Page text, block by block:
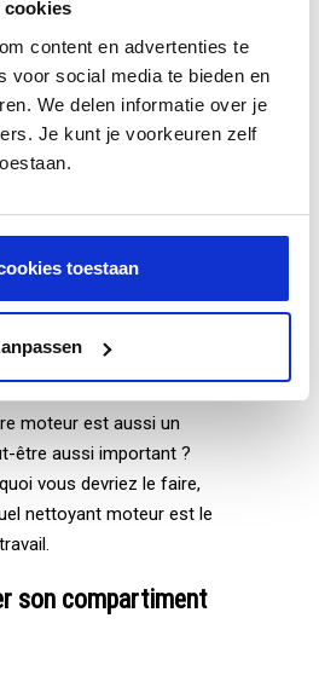
cookies
content en advertenties te
voor social media te bieden en
We delen informatie over je
Je kunt je voorkeuren zelf
toestaan
AU PANIER
d'un bon
à un intérieur frais et
moteur est aussi un
être aussi important ?
vous devriez le faire,
nettoyant moteur est le
son compartiment